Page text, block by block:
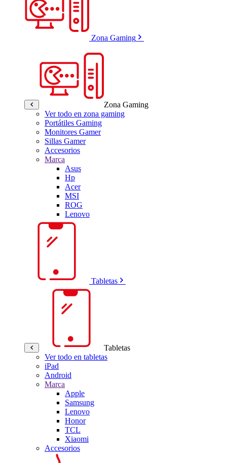
Zona Gaming
Zona Gaming
Ver todo en zona gaming
Portátiles Gaming
Monitores Gamer
Sillas Gamer
Accesorios
Marca
Asus
Hp
Acer
MSI
ROG
Lenovo
Tabletas
Tabletas
Ver todo en tabletas
iPad
Android
Marca
Apple
Samsung
Lenovo
Honor
TCL
Xiaomi
Accesorios